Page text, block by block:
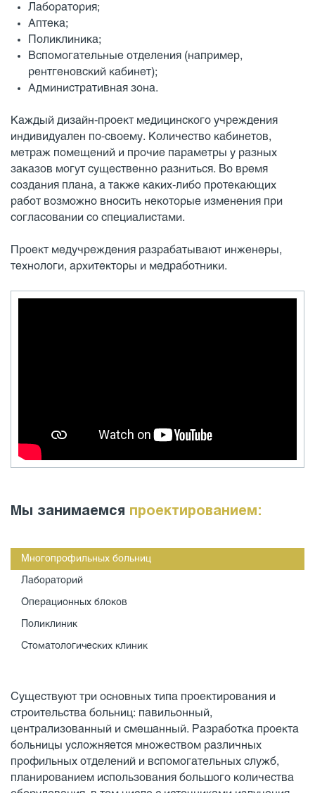
Лаборатория;
Аптека;
Поликлиника;
Вспомогательные отделения (например,
рентгеновский кабинет);
Административная зона.
Каждый дизайн-проект медицинского учреждения
индивидуален по-своему. Количество кабинетов,
метраж помещений и прочие параметры у разных
заказов могут существенно разниться. Во время
создания плана, а также каких-либо протекающих
работ возможно вносить некоторые изменения при
согласовании со специалистами.
Проект медучреждения разрабатывают инженеры,
технологи, архитекторы и медработники.
Мы занимаемся проектированием:
Многопрофильных больниц
Лабораторий
Операционных блоков
Поликлиник
Стоматологических клиник
Существуют три основных типа проектирования и
строительства больниц: павильонный,
централизованный и смешанный. Разработка проекта
больницы усложняется множеством различных
профильных отделений и вспомогательных служб,
планированием использования большого количества